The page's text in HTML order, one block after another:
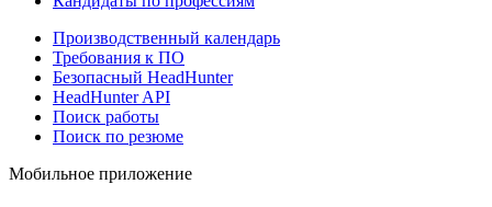
Производственный календарь
Требования к ПО
Безопасный HeadHunter
HeadHunter API
Поиск работы
Поиск по резюме
Мобильное приложение